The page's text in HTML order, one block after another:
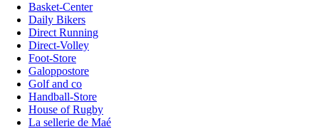
Basket-Center
Daily Bikers
Direct Running
Direct-Volley
Foot-Store
Galoppostore
Golf and co
Handball-Store
House of Rugby
La sellerie de Maé